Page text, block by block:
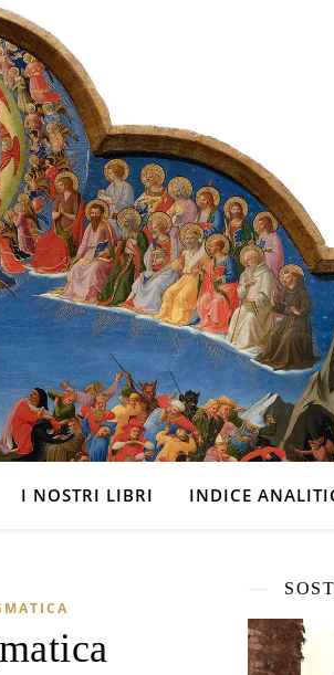
I NOSTRI LIBRI INDICE